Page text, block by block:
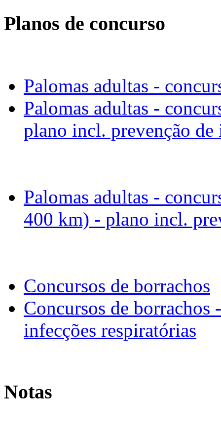
Planos de concurso
Palomas adultas -
Palomas adultas -
plano incl. prevenção de
Palomas adultas -
400 km) - plano incl.
Concursos de borrachos
Concursos de
infecções respiratórias
Notas